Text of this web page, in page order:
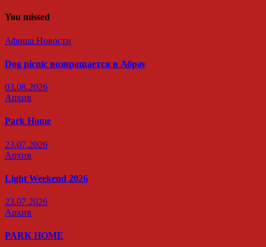
You missed
Афиша Новости
Dog picnic возвращается в Абрау
03.08.2026
Архив
Park Home
23.07.2026
Архив
Light Weekend 2026
23.07.2026
Архив
PARK HOME